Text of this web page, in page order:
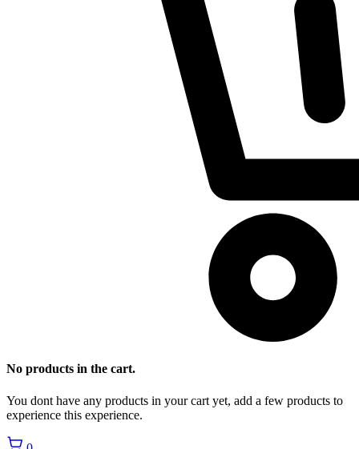
No products in the cart.
You dont have any products in your cart yet, add a few products to
experience this experience.